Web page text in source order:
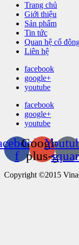
Trang chủ
Giới thiệu
Sản phẩm
Tin tức
Quan hệ cổ
Liên hệ
facebook
google+
youtube
facebook
google+
youtube
f
Google-
plus-g
Copyright ©2015